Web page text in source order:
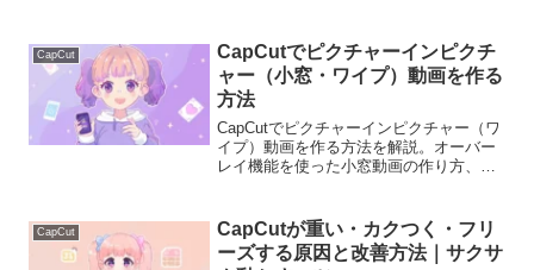
CapCut
CapCutでピクチャーインピクチ
ャー（小窓・ワイプ）動画を作る
方法
CapCutでピクチャーインピクチャー（ワ
イプ）動画を作る方法を解説。オーバー
レイ機能を使った小窓動画の作り方、サ
CapCut
CapCutが重い・カクつく・フリ
ーズする原因と改善方法｜サクサ